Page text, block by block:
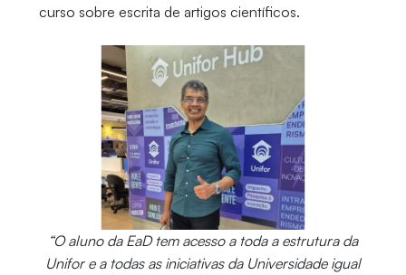
curso sobre escrita de artigos científicos.
“O aluno da EaD tem acesso a toda a estrutura da
Unifor e a todas as iniciativas da Universidade igual